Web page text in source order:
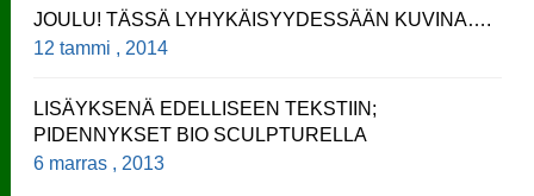
JOULU! TÄSSÄ LYHYKÄISYYDESSÄÄN KUVINA….
12 tammi , 2014
LISÄYKSENÄ EDELLISEEN TEKSTIIN;
PIDENNYKSET BIO SCULPTURELLA
6 marras , 2013